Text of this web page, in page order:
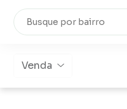
Venda